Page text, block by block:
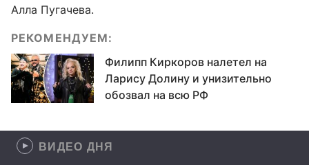
Алла Пугачева.
РЕКОМЕНДУЕМ:
Филипп Киркоров налетел на
Ларису Долину и унизительно
обозвал на всю РФ
ВИДЕО ДНЯ